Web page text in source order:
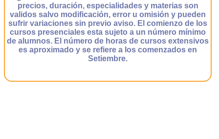
precios, duración, especialidades y materias son
validos salvo modificación, error u omisión y pueden
sufrir variaciones sin previo aviso. El comienzo de los
cursos presenciales esta sujeto a un número mínimo
de alumnos. El número de horas de cursos extensivos
es aproximado y se refiere a los comenzados en
Setiembre.